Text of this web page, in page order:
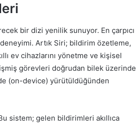
bir dizi yenilik sunuyor. En çarpıcı
Artık Siri; bildirim özetleme,
ev cihazlarını yönetme ve kişisel
görevleri doğrudan bilek üzerinde
(on-device) yürütüldüğünden
sistem; gelen bildirimleri akıllıca